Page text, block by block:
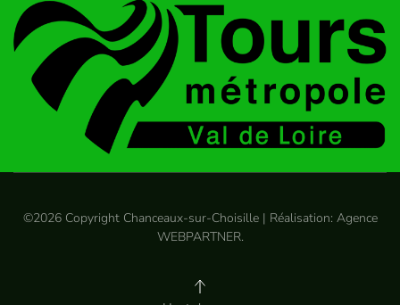
©2026Copyright Chanceaux-sur-Choisille | Réalisation: Agence
WEBPARTNER.